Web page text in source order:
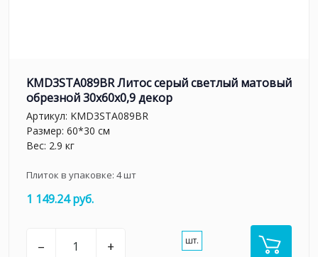
KMD3STA089BR Литос серый светлый матовый
обрезной 30x60x0,9 декор
Артикул: KMD3STA089BR
Размер: 60*30 см
Вес: 2.9 кг
Плиток в упаковке: 4шт
1 149.24 руб.
– + шт.